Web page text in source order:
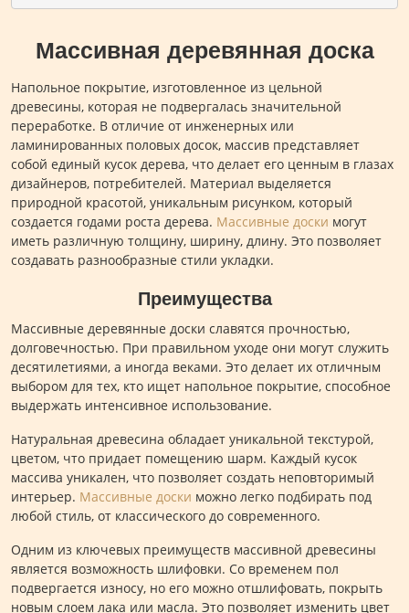
Массивная деревянная доска
Напольное покрытие, изготовленное из цельной
древесины, которая не подвергалась значительной
переработке. В отличие от инженерных или
ламинированных половых досок, массив представляет
собой единый кусок дерева, что делает его ценным в глазах
дизайнеров, потребителей. Материал выделяется
природной красотой, уникальным рисунком, который
создается годами роста дерева. Массивные доски могут
иметь различную толщину, ширину, длину. Это позволяет
создавать разнообразные стили укладки.
Преимущества
Массивные деревянные доски славятся прочностью,
долговечностью. При правильном уходе они могут служить
десятилетиями, а иногда веками. Это делает их отличным
выбором для тех, кто ищет напольное покрытие, способное
выдержать интенсивное использование.
Натуральная древесина обладает уникальной текстурой,
цветом, что придает помещению шарм. Каждый кусок
массива уникален, что позволяет создать неповторимый
интерьер. Массивные доски можно легко подбирать под
любой стиль, от классического до современного.
Одним из ключевых преимуществ массивной древесины
является возможность шлифовки. Со временем пол
подвергается износу, но его можно отшлифовать, покрыть
новым слоем лака или масла. Это позволяет изменить цвет